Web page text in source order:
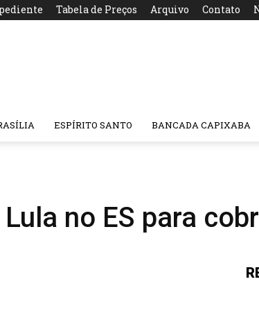
Tabela de Preços Arquivo Contato
ESPÍRITO SANTO BANCADA CAPIXABA
no ES para